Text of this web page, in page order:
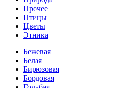
Прочее
Птицы
Цветы
Этника
Бежевая
Белая
Бирюзовая
Бордовая